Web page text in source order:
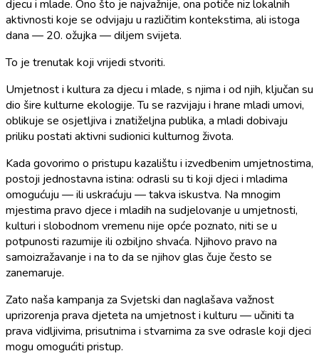
djecu i mlade. Ono što je najvažnije, ona potiče niz lokalnih
aktivnosti koje se odvijaju u različitim kontekstima, ali istoga
dana — 20. ožujka — diljem svijeta.
To je trenutak koji vrijedi stvoriti.
Umjetnost i kultura za djecu i mlade, s njima i od njih, ključan su
dio šire kulturne ekologije. Tu se razvijaju i hrane mladi umovi,
oblikuje se osjetljiva i znatiželjna publika, a mladi dobivaju
priliku postati aktivni sudionici kulturnog života.
Kada govorimo o pristupu kazalištu i izvedbenim umjetnostima,
postoji jednostavna istina: odrasli su ti koji djeci i mladima
omogućuju — ili uskraćuju — takva iskustva. Na mnogim
mjestima pravo djece i mladih na sudjelovanje u umjetnosti,
kulturi i slobodnom vremenu nije opće poznato, niti se u
potpunosti razumije ili ozbiljno shvaća. Njihovo pravo na
samoizražavanje i na to da se njihov glas čuje često se
zanemaruje.
Zato naša kampanja za Svjetski dan naglašava važnost
uprizorenja prava djeteta na umjetnost i kulturu — učiniti ta
prava vidljivima, prisutnima i stvarnima za sve odrasle koji djeci
mogu omogućiti pristup.